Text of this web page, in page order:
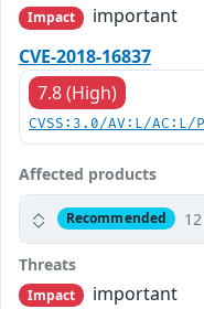
Impact
important
CVE-2018-16837
7.8 (High)
CVSS:3.0/AV:L/
Affected products
Recommended
Threats
Impact
important